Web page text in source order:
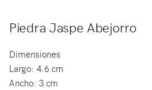
Piedra Jaspe Abejorro
Dimensiones
Largo: 4.6 cm
Ancho: 3 cm